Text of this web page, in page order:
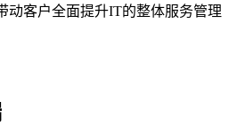
动客户全面提升IT的整体服务管理